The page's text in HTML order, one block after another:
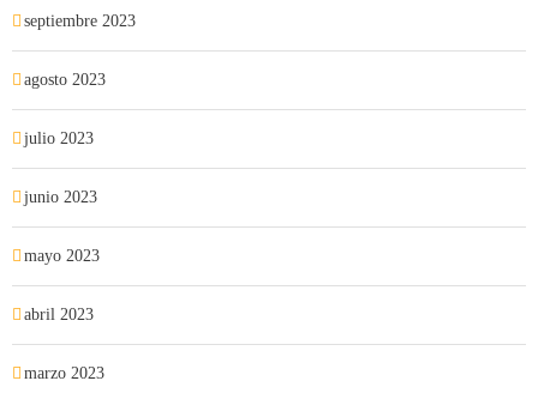
septiembre 2023
agosto 2023
julio 2023
junio 2023
mayo 2023
abril 2023
marzo 2023